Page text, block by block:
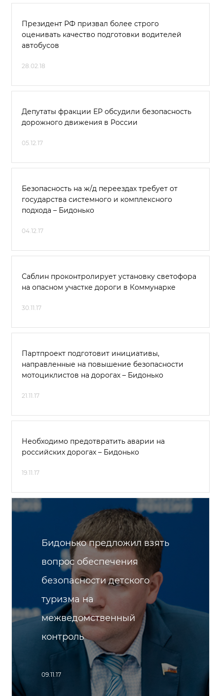
Президент РФ призвал более строго
оценивать качество подготовки водителей
автобусов
28.02.18
Депутаты фракции ЕР обсудили безопасность
дорожного движения в России
05.12.17
Безопасность на ж/д переездах требует от
государства системного и комплексного
подхода – Бидонько
04.12.17
Саблин проконтролирует установку светофора
на опасном участке дороги в Коммунарке
30.11.17
Партпроект подготовит инициативы,
направленные на повышение безопасности
мотоциклистов на дорогах – Бидонько
21.11.17
Необходимо предотвратить аварии на
российских дорогах – Бидонько
19.11.17
Бидонько предложил взять
вопрос обеспечения
безопасности детского
туризма на
межведомственный
контроль
09.11.17